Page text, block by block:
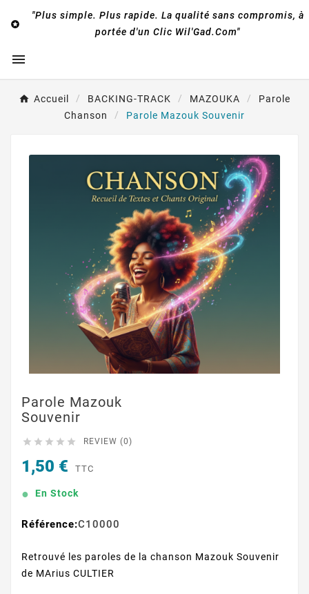

"Plus simple. Plus rapide. La qualité sans compromis, à
portée d'un Clic Wil'Gad.Com"

Accueil BACKING-TRACK MAZOUKA
Parole
Chanson
Parole Mazouk Souvenir
Parole Mazouk
Souvenir
     REVIEW (0)
1,50 € TTC
En Stock
Référence:C10000
Retrouvé les paroles de la chanson Mazouk Souvenir
de MArius CULTIER